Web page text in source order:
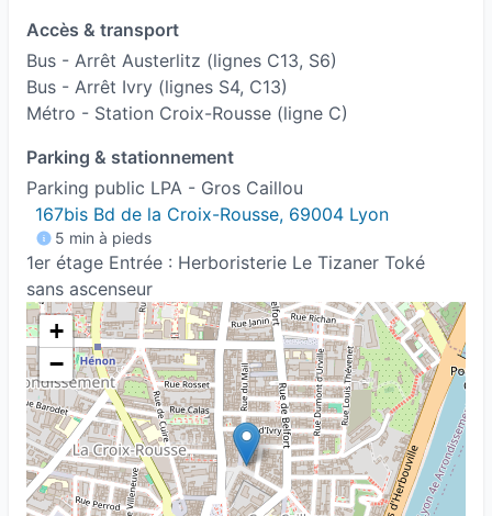
Accès & transport
Bus - Arrêt Austerlitz (lignes C13, S6)
Bus - Arrêt Ivry (lignes S4, C13)
Métro - Station Croix-Rousse (ligne C)
Parking & stationnement
Parking public LPA - Gros Caillou
167bis Bd de la Croix-Rousse, 69004 Lyon
5 min à pieds
1er étage Entrée : Herboristerie Le Tizaner Toké
sans ascenseur
+
−